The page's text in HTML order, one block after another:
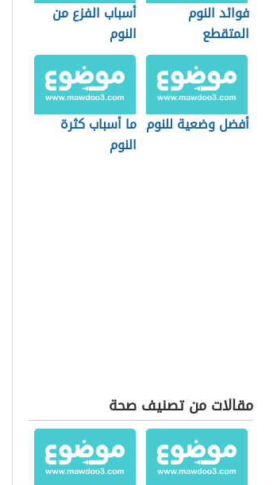
فوائد النوم
المتقطع
أسباب الفزع من
النوم
أفضل وضعية للنوم ما أسباب كثرة
النوم
مقالات من تصنيف صحة